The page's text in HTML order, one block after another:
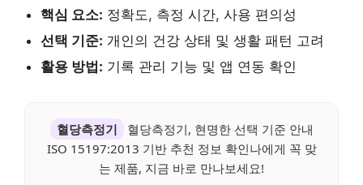
핵심 요소: 정확도, 측정 시간, 사용 편의성
선택 기준: 개인의 건강 상태 및 생활 패턴 고려
활용 방법: 기록 관리 기능 및 앱 연동 확인
혈당측정기
혈당측정기, 현명한 선택 기준 안내
ISO 15197:2013 기반 추천 정보 확인나에게 꼭 맞
는 제품, 지금 바로 만나보세요!